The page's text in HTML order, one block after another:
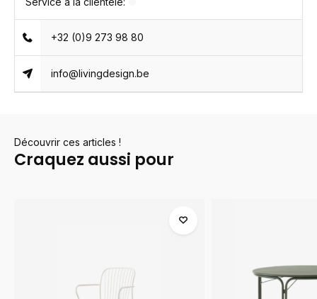
+32 (0)9 273 98 80
info@livingdesign.be
Découvrir ces articles !
Craquez aussi pour